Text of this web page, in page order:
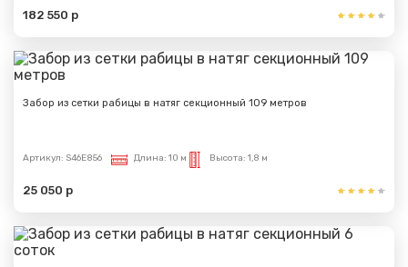
182 550 р
Забор из сетки рабицы в натяг секционный 109 метров
Артикул: S46E856 Длина: 10 м Высота: 1,8 м
25 050 р